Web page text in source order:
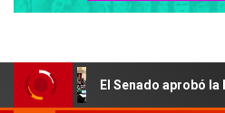
El Senado aprobó la ley de